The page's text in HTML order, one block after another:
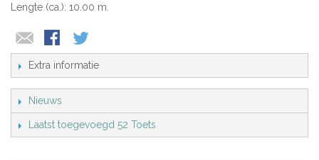
Lengte (ca.): 10.00 m.
Extra informatie
Nieuws
Laatst toegevoegd 52 Toets